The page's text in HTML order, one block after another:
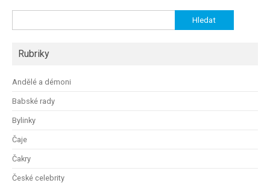
Rubriky
Andělé a démoni
Babské rady
Bylinky
Čaje
Čakry
České celebrity